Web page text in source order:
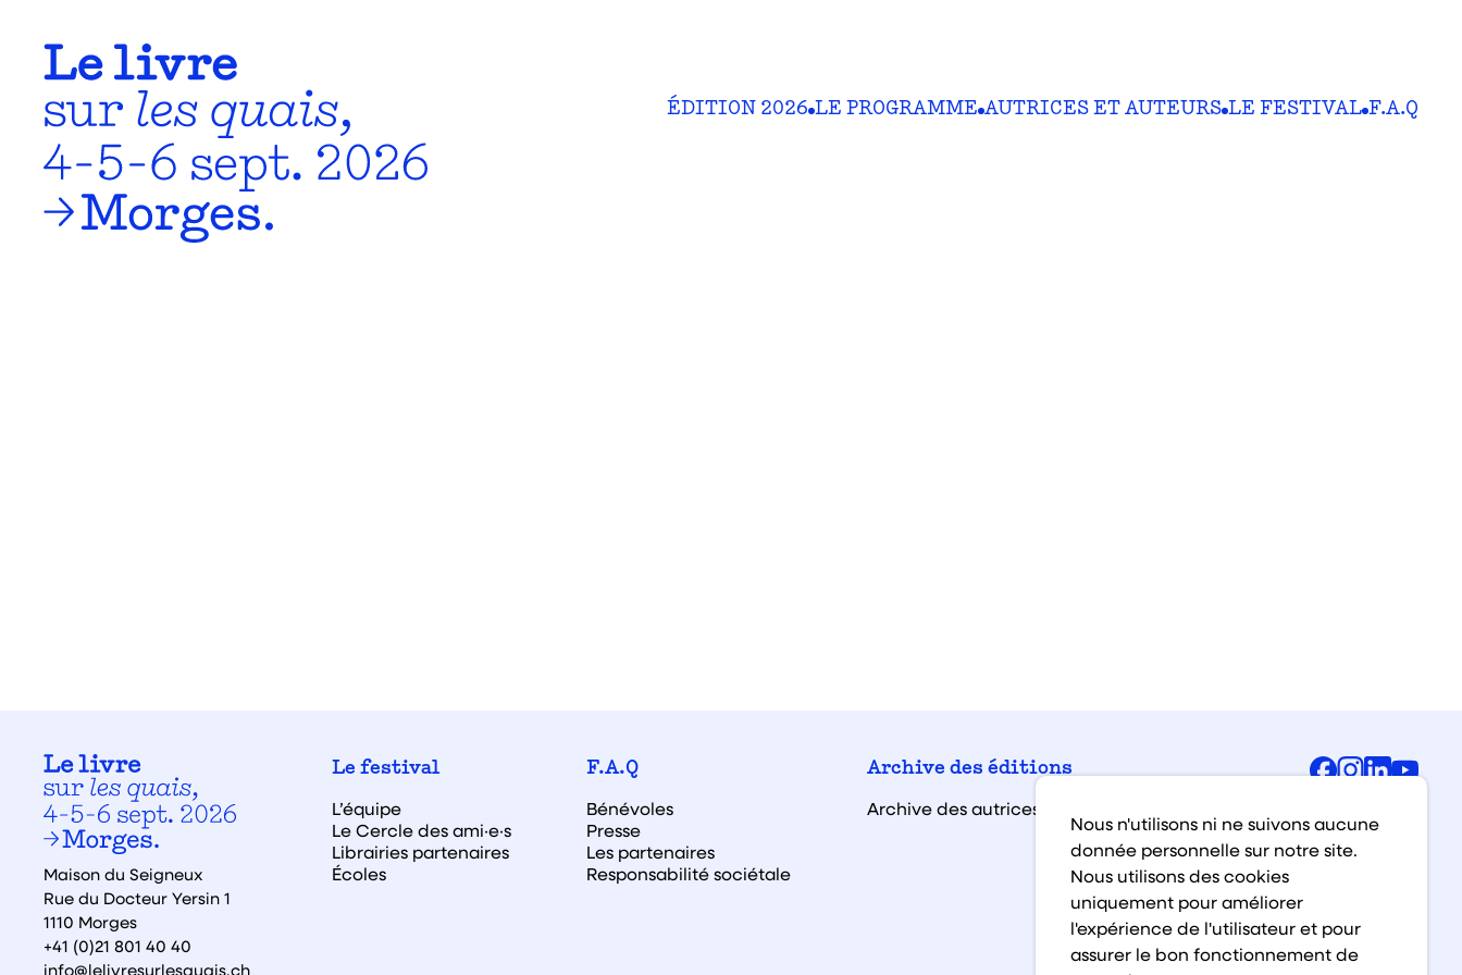
ÉDITION 2026 LE PROGRAMME AUTRICES ET AUTEURS LE FESTIVAL F.A.Q
Maison du Seigneux
Rue du Docteur Yersin 1
1110 Morges
+41 (0)21 801 40 40
info@lelivresurlesquais.ch
Le festival
L’équipe
Le Cercle des ami·e·s
Librairies partenaires
Écoles
F.A.Q
Bénévoles
Presse
Les partenaires
Responsabilité sociétale
Archive des éditions
Archive des autrices et auteurs
Facebook
Nous n'utilisons ni ne suivons aucune
donnée personnelle sur notre site.
Nous utilisons des cookies
uniquement pour améliorer
l'expérience de l'utilisateur et pour
assurer le bon fonctionnement de